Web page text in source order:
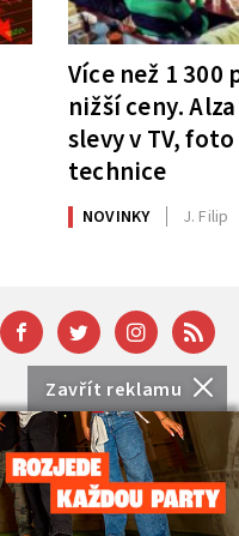
Zavřít reklamu
Více než 1
nižší ceny.
slevy v TV,
technice
NOVINKY J. Filip